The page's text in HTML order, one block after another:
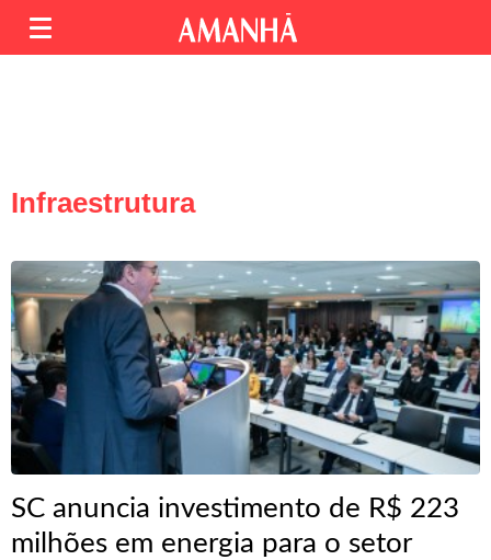
Infraestrutura
SC anuncia investimento de R$ 223
milhões em energia para o setor